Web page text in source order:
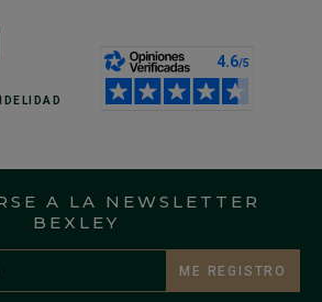
A LA NEWSLETTER
BEXLEY
ME REGISTRO